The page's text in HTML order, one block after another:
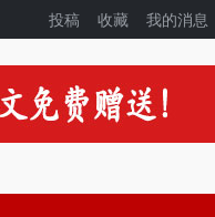
投稿 收藏 我的消息